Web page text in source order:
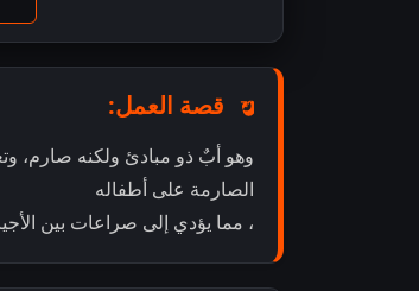
قصة العمل:
وهو أبٌ ذو مبادئ ولكنه صارم،
الصارمة على أطفاله
، مما يؤدي إلى صراعات بين